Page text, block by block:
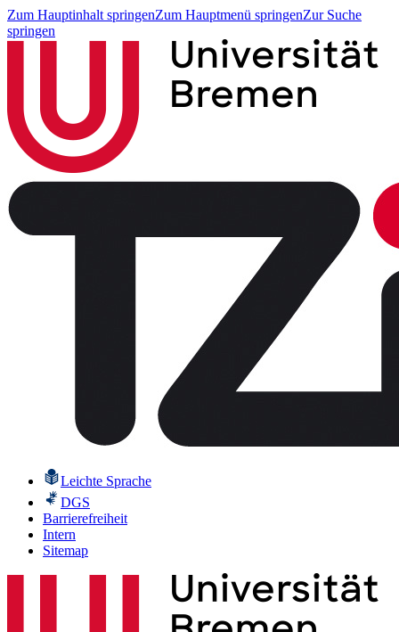
Zum Hauptinhalt springenZum Hauptmenü springenZur Suche
springen
Leichte Sprache
DGS
Barrierefreiheit
Intern
Sitemap